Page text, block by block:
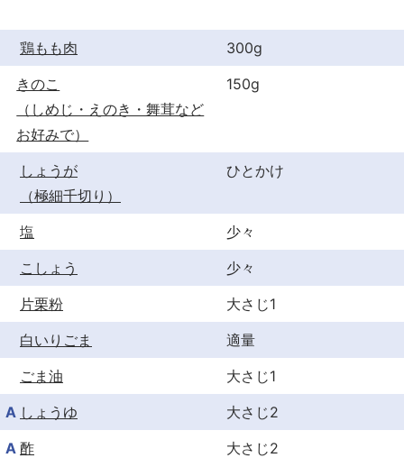
鶏もも肉
300g
きのこ
（しめじ・えのき・舞茸など
お好みで）
150g
しょうが
（極細千切り）
ひとかけ
塩
少々
こしょう
少々
片栗粉
大さじ1
白いりごま
適量
ごま油
大さじ1
A しょうゆ
大さじ2
A 酢
大さじ2